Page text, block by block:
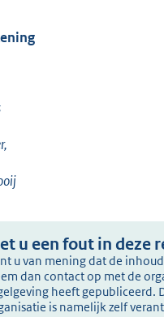
u een fout in deze
u van mening dat de
dan contact op met de
heeft gepubliceerd.
is namelijk zelf